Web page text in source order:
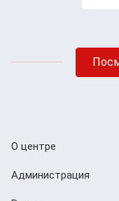
О центре
Администрация